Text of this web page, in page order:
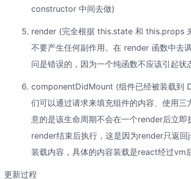
constructor 中间去做)
render (完全根据 this.state 和 this.props
不要产生任何副作用。在 render 函数中去
问是错误的，因为一个纯函数不应该引起状
componentDidMount (组件已经被装载到
们可以通过请求来填充组件的内容、使用
意的是该生命周期不会在一个render后立即
render结束后执行，这是因为render只返
装载内容，具体的内容装载是react经过vm
更新过程